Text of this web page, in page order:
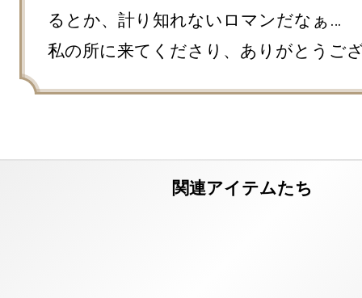
るとか、計り知れないロマンだなぁ…
私の所に来てくださり、ありがとうご